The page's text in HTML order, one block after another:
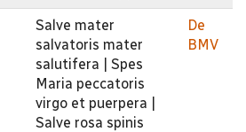
Salve mater
salvatoris mater
salutifera | Spes
Maria peccatoris
virgo et puerpera |
Salve rosa spinis
De
BMV